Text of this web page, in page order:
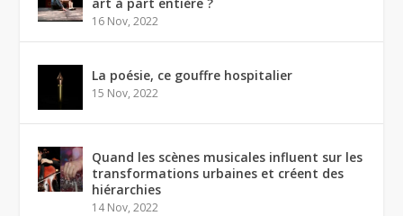
16 Nov, 2022
La poésie, ce gouffre hospitalier
15 Nov, 2022
Quand les scènes musicales influent sur les
transformations urbaines et créent des
hiérarchies
14 Nov, 2022